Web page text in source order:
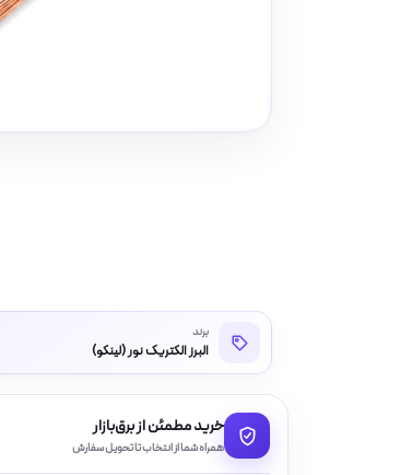
برند
البرز الکتریک نور (لینکو)
خرید مطمئن از برق‌بازار
همراه شما از انتخاب تا تحویل سفارش